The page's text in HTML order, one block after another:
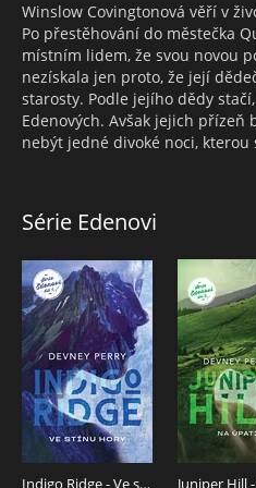
Winslow Covingtonová věří v
Po přestěhování do městečka
místním lidem, že svou novou
nezískala jen proto, že její
starosty. Podle jejího dědy
Edenových. Avšak jejich přízeň
nebýt jedné divoké noci,
honoraci. Noc s Griffinem
arogantní a neustále všem
odjinud. Dělá, co může, aby se
pozemku Edenových nalezena
výběr a jejich cesty se protnou.
místnímu obyvateli, Griffin si
než se zdálo. Je krásná a
I pro vraha.
Série Edenovi
Indigo Ridge - Ve stínu hory